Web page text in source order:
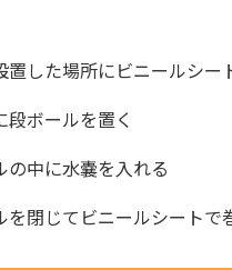
置した場所にビニールシー
段ボールを置く
の中に水嚢を入れる
を閉じてビニールシートで